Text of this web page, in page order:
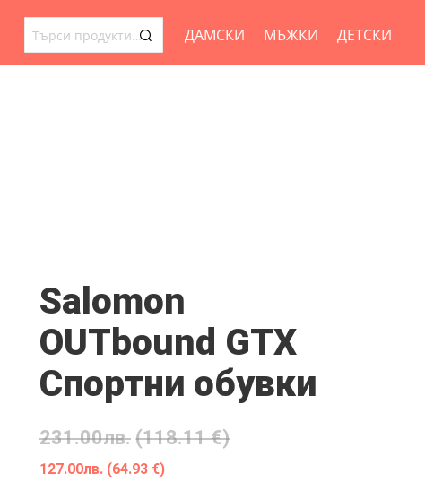
ТЪРСЕНЕ
ДАМСКИ МЪЖКИ ДЕТСКИ
Salomon
OUTbound GTX
Спортни обувки
231.00лв. (118.11 €)
127.00лв. (64.93 €)